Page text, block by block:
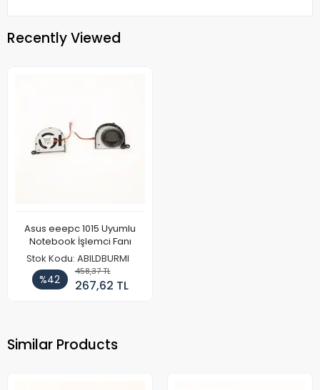
Recently Viewed
Asus eeepc 1015 Uyumlu
Notebook İşlemci Fanı
Stok Kodu: ABILDBURMI
%42
458,37 TL
267,62 TL
Similar Products